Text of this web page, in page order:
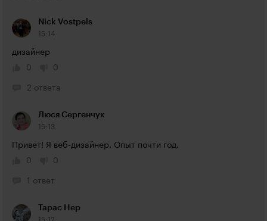
Nick Vostpels
15:14
дизайнер
0
0
2 ответа
Люся Сергенчук
15:13
Привет! Я веб-дизайнер. Опыт почти год.
0
0
1 ответ
Тарас Нер